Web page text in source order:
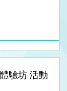
驗坊 活動